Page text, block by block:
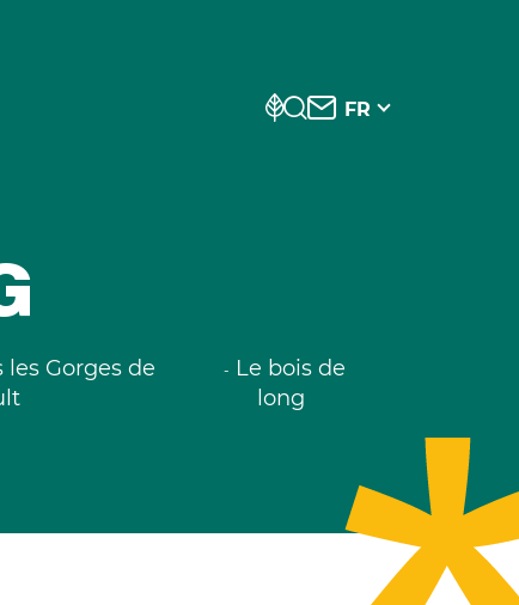
FR
les Gorges de
Le bois de
long